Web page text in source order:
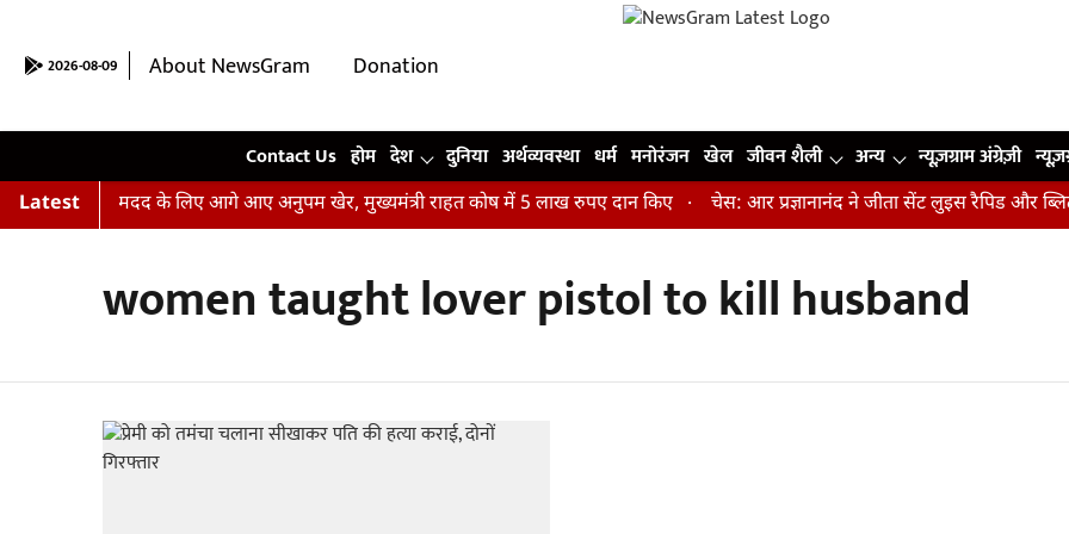
2026-08-09 About NewsGram
Donation
Contact Us होम देश दुनिया अर्थव्यवस्था धर्म मनोरंजन खेल जीवन शैली अन्य न्यूज़ग्राम अंग्रेज़ी
Latest
पीढ़ितों की मदद के लिए आगे आए अनुपम खेर, मुख्यमंत्री राहत कोष में 5 लाख रुपए दान किए चेस: आर प्रज्ञानानंद ने जीता सेंट लुइस रैपिड और
women taught lover pistol to kill husband